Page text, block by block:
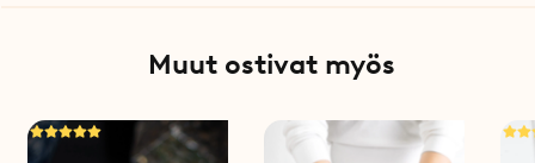
Muut ostivat myös